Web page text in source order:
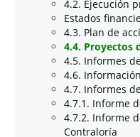
4.2. Ejecución
Estados
4.3. Plan de
4.4. Proyectos
4.5. Informes
4.6.
4.7. Informes
4.7.1. Informe
4.7.2. Informe
Contraloría